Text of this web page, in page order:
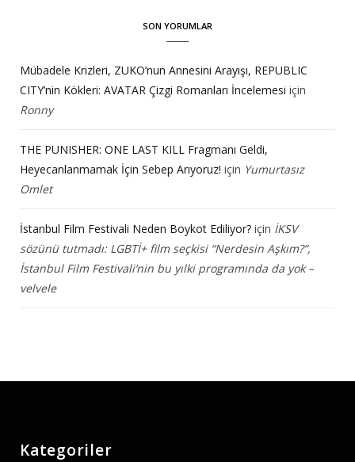
SON YORUMLAR
Mübadele Krizleri, ZUKO’nun Annesini Arayışı, REPUBLIC
CITY’nin Kökleri: AVATAR Çizgi Romanları İncelemesi için
Ronny
THE PUNISHER: ONE LAST KILL Fragmanı Geldi,
Heyecanlanmamak İçin Sebep Arıyoruz! için Yumurtasız
Omlet
İstanbul Film Festivali Neden Boykot Ediliyor? için İKSV
sözünü tutmadı: LGBTİ+ film seçkisi “Nerdesin Aşkım?”,
İstanbul Film Festivali’nin bu yılki programında da yok –
velvele
Kategoriler